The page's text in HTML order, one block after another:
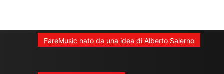
FareMusic nato da una idea di Alberto Salerno